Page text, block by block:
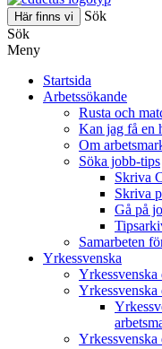
Här finns vi
Sök
Sök
Meny
Startsida
Arbetssökande
Rusta och
Kan jag få en
Om
Söka jobb-tips
Skriva
Skriva
Gå på
Samarbeten
Yrkessvenska
Yrkessvenska
Yrkessvenska
Yrkessvenska